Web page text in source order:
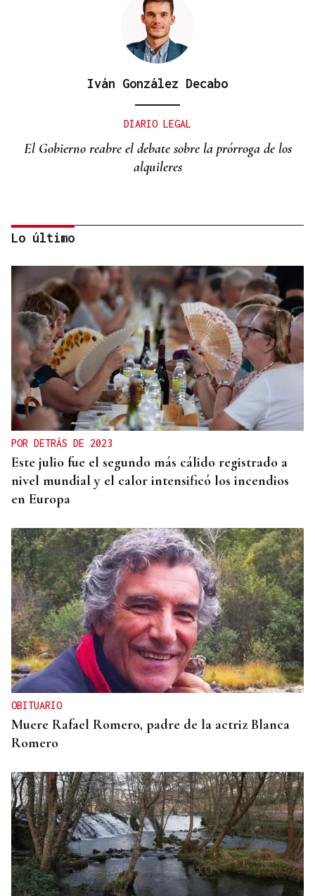
Iván González Decabo
DIARIO LEGAL
El Gobierno reabre el debate sobre la prórroga de los
alquileres
Miguel Abad Vila
TRIBUNA
Una crisis migratoria y una crisis sanitaria
Lo último
POR DETRÁS DE 2023
Este julio fue el segundo más cálido registrado a
nivel mundial y el calor intensificó los incendios
en Europa
OBITUARIO
Muere Rafael Romero, padre de la actriz Blanca
Romero